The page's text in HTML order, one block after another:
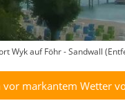
Wyk auf Föhr - Sandwall
vor markantem Wetter